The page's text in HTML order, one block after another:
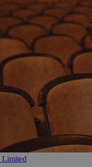
Limited